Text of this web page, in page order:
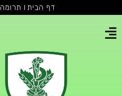
דף הבית תרומה